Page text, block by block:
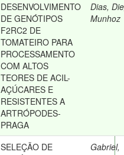
DESENVOLVIMENTO
DE GENÓTIPOS
F2RC2 DE
TOMATEIRO PARA
PROCESSAMENTO
COM ALTOS
TEORES DE ACIL-
AÇÚCARES E
RESISTENTES A
ARTRÓPODES-
PRAGA
Dias,
Munhoz
SELEÇÃO DE
Gabriel,